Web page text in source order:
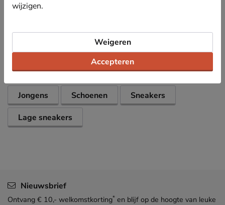
Over New Balance
Bekijk meer
Jongens Schoenen
Sneakers
Lage sneakers
Nieuwsbrief
Ontvang € 10,- welkomstkorting* en blijf op de hoogte van leuke
wijzigen.
Accepteren
Weigeren